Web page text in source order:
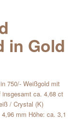
in Gold
750/- Weißgold mit
insgesamt ca. 4,68 ct
/ Crystal (K)
mm Höhe: ca. 3,1